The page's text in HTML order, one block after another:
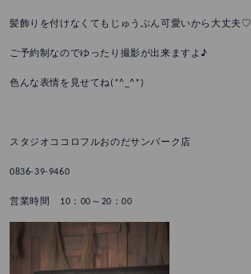
髪飾りを付けなくてもじゅうぶん可愛いから大丈夫♡
ご予約制なのでゆったり撮影が出来ますよ♪
色んな表情を見せてね(*^_^*)
スタジオココロフルおのだサンパーク店
0836-39-9460
営業時間 10：00～20：00